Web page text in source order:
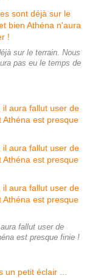
sur le terrain. Nous
pas eu le temps de
fallut user de
est presque finie !